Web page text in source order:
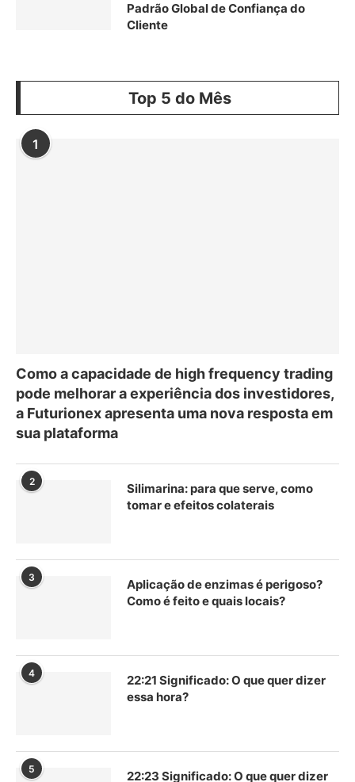
Padrão Global de Confiança do
Cliente
Top 5 do Mês
1
Como a capacidade de high frequency trading
pode melhorar a experiência dos investidores,
a Futurionex apresenta uma nova resposta em
sua plataforma
2
Silimarina: para que serve, como
tomar e efeitos colaterais
3
Aplicação de enzimas é perigoso?
Como é feito e quais locais?
4
22:21 Significado: O que quer dizer
essa hora?
5 22:23 Significado: O que quer dizer